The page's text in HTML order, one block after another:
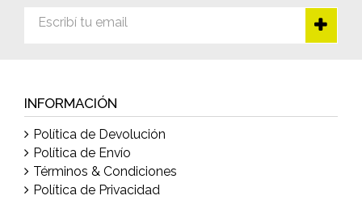
INFORMACIÓN
Política de Devolución
Política de Envío
Términos & Condiciones
Política de Privacidad